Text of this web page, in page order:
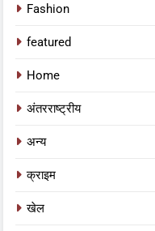
Fashion
featured
Home
अंतरराष्ट्रीय
अन्य
क्राइम
खेल